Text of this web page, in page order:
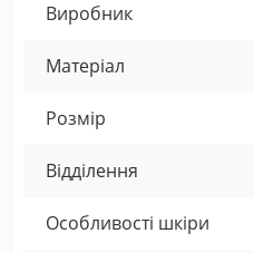
Виробник
Матеріал
Розмір
Відділення
Особливості шкіри